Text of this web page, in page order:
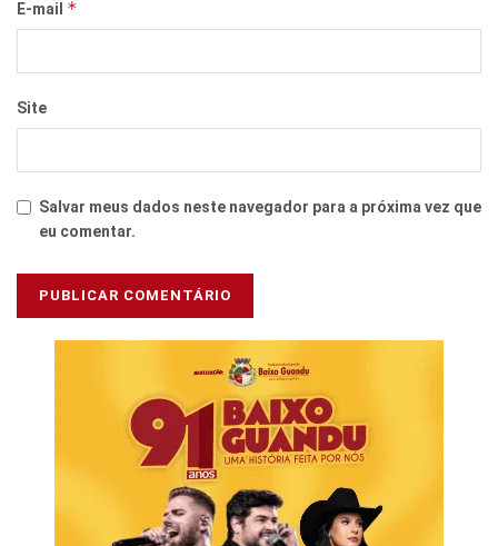
E-mail *
Site
Salvar meus dados neste navegador para a próxima vez que
eu comentar.